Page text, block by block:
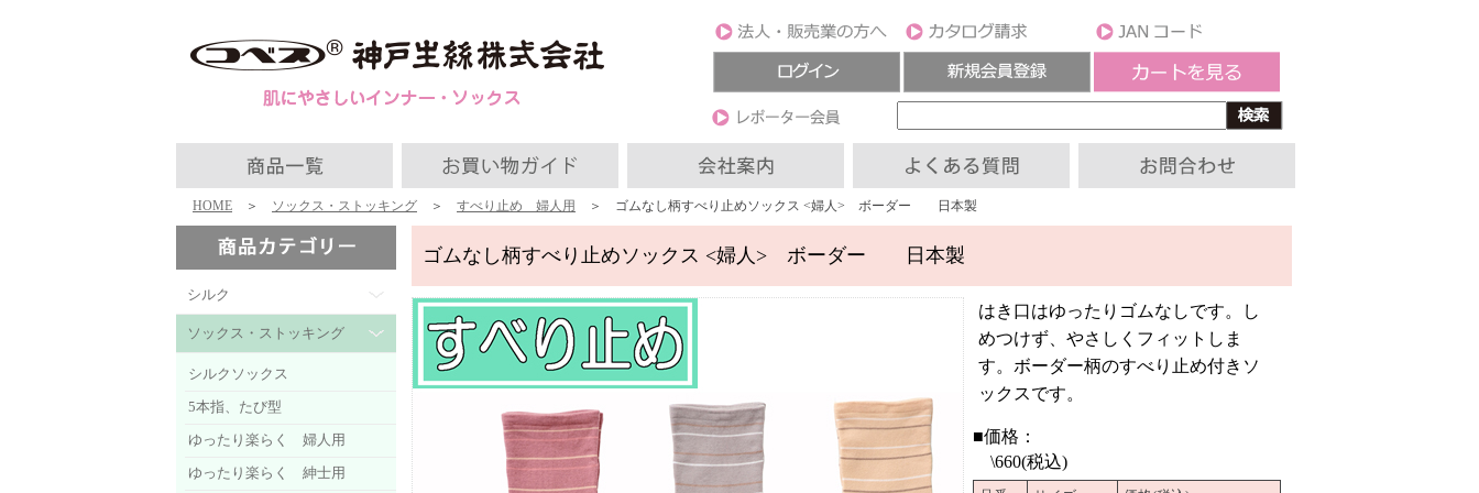
HOME ＞ ソックス・ストッキング ＞ すべり止め 婦人用 ＞ ゴムなし柄すべり止めソックス <婦人> ボーダー 日本製
シルク
ソックス・ストッキング
シルクソックス
5本指、たび型
ゆったり楽らく 婦人用
ゆったり楽らく 紳士用
ゴムなし柄すべり止めソックス <婦人> ボーダー 日本製
はき口はゆったりゴムなしです。し
めつけず、やさしくフィットしま
す。ボーダー柄のすべり止め付きソ
ックスです。
■価格：
\660(税込)